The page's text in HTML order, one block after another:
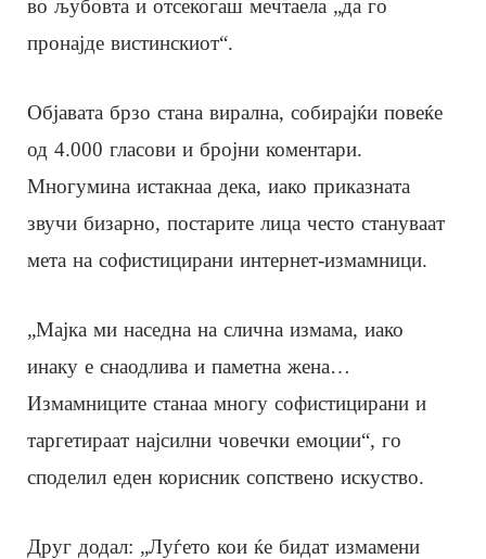
во љубовта и отсекогаш мечтаела „да го
пронајде вистинскиот“.
Објавата брзо стана вирална, собирајќи повеќе
од 4.000 гласови и бројни коментари.
Многумина истакнаа дека, иако приказната
звучи бизарно, постарите лица често стануваат
мета на софистицирани интернет-измамници.
„Мајка ми наседна на слична измама, иако
инаку е снаодлива и паметна жена…
Измамниците станаа многу софистицирани и
таргетираат најсилни човечки емоции“, го
споделил еден корисник сопствено искуство.
Друг додал: „Луѓето кои ќе бидат измамени